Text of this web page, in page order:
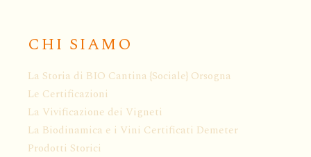
CHI SIAMO
La Storia di BIO Cantina {Sociale} Orsogna
Le Certificazioni
La Vivificazione dei Vigneti
La Biodinamica e i Vini Certificati Demeter
Prodotti Storici